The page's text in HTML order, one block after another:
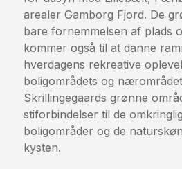
arealer Gamborg Fjord. De
bare fornemmelsen af plads
kommer også til at danne
hverdagens rekreative
boligområdets og
Skrillingegaards grønne
stiforbindelser til de
boligområder og de
kysten.